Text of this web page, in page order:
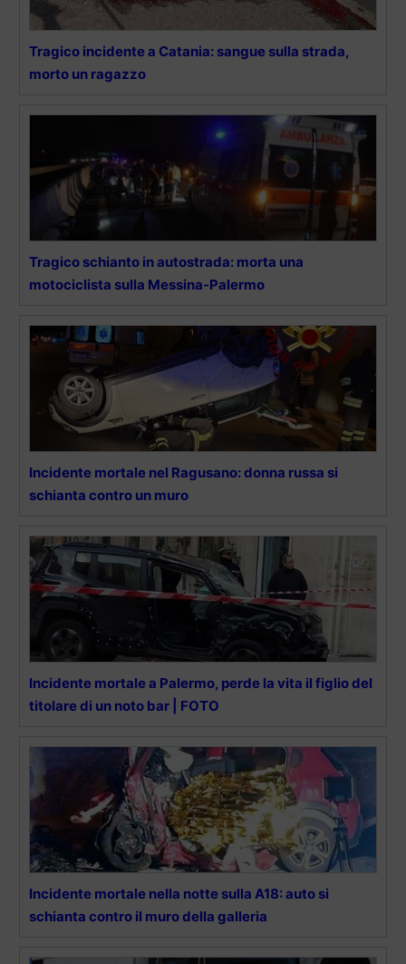
Tragico incidente a Catania: sangue sulla strada,
morto un ragazzo
Tragico schianto in autostrada: morta una
motociclista sulla Messina-Palermo
Incidente mortale nel Ragusano: donna russa si
schianta contro un muro
Incidente mortale a Palermo, perde la vita il figlio del
titolare di un noto bar | FOTO
Incidente mortale nella notte sulla A18: auto si
schianta contro il muro della galleria